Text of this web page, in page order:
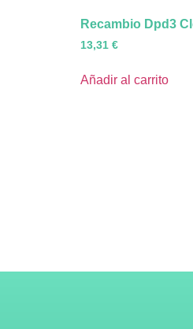
Recambio Dpd3
13,31 €
Añadir al carrito